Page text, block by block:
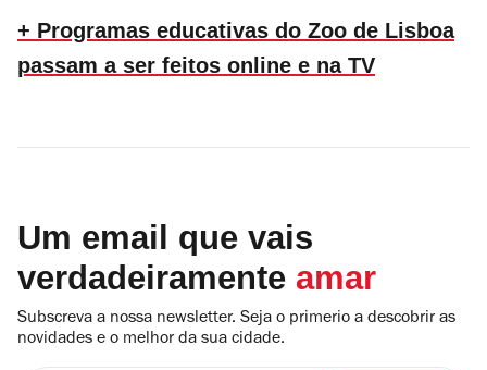
+ Programas educativas do Zoo de Lisboa
passam a ser feitos online e na TV
Um email que vais
verdadeiramente amar
Subscreva a nossa newsletter. Seja o primerio a descobrir as
novidades e o melhor da sua cidade.